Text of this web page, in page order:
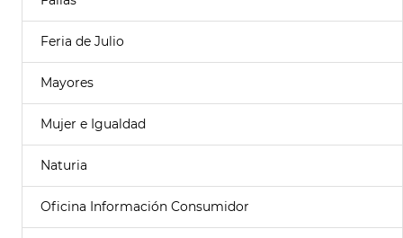
Feria de Julio
Mayores
Mujer e Igualdad
Naturia
Oficina Información Consumidor